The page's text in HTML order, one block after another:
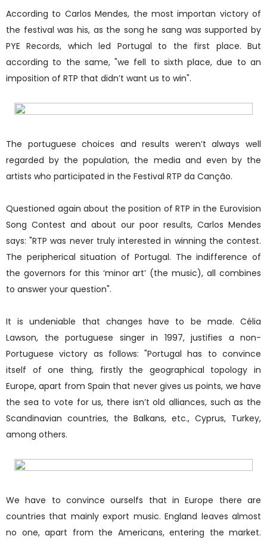
According to Carlos Mendes, the most importan victory of
the festival was his, as the song he sang was supported by
PYE Records, which led Portugal to the first place. But
according to the same, "we fell to sixth place, due to an
imposition of RTP that didn’t want us to win".
The portuguese choices and results weren’t always well
regarded by the population, the media and even by the
artists who participated in the Festival RTP da Canção.
Questioned again about the position of RTP in the Eurovision
Song Contest and about our poor results, Carlos Mendes
says: "RTP was never truly interested in winning the contest.
The peripherical situation of Portugal. The indifference of
the governors for this ‘minor art’ (the music), all combines
to answer your question".
It is undeniable that changes have to be made. Célia
Lawson, the portuguese singer in 1997, justifies a non-
Portuguese victory as follows: "Portugal has to convince
itself of one thing, firstly the geographical topology in
Europe, apart from Spain that never gives us points, we have
the sea to vote for us, there isn’t old alliances, such as the
Scandinavian countries, the Balkans, etc., Cyprus, Turkey,
among others.
We have to convince ourselfs that in Europe there are
countries that mainly export music. England leaves almost
no one, apart from the Americans, entering the market.